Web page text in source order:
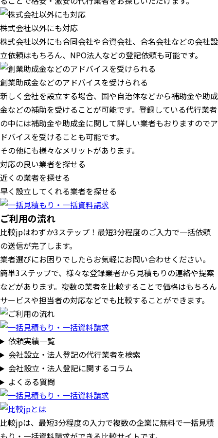
株式会社以外にも対応
株式会社以外にも合同会社や合資会社、合名会社などの会社設
立依頼はもちろん、NPO法人などの登記依頼も可能です。
創業助成金などのアドバイスを受けられる
新しく会社を設立する場合、国や自治体などから補助金や助成
金などの補助を受けることが可能です。登録している代行業者
の中には補助金や助成金に関して詳しい業者もおりますのでア
ドバイスを受けることも可能です。
その他にも様々なメリットがあります。
対応の良い業者を探せる
近くの業者を探せる
早く設立してくれる業者を探せる
ご利用の流れ
比較jpはわずか3ステップ！最短3分程度のご入力で一括依頼
の送信が完了します。
業者選びにお困りでしたらお気軽にお問い合わせください。
簡単3ステップで、様々な登録業者から見積もりの連絡や提案
などがあります。複数の業者を比較することで価格はもちろん
サービスや担当者の対応などでも比較することができます。
依頼実績一覧
会社設立・法人登記の代行業者を検索
会社設立・法人登記に関するコラム
よくある質問
比較jpは、 最短3分程度の入力で複数の企業に無料で一括見積